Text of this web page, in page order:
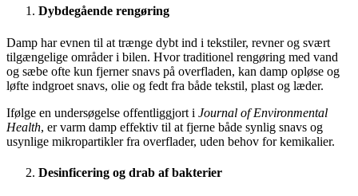
Dybdegående rengøring
Damp har evnen til at trænge dybt ind i tekstiler, revner og svært
tilgængelige områder i bilen. Hvor traditionel rengøring med vand
og sæbe ofte kun fjerner snavs på overfladen, kan damp opløse og
løfte indgroet snavs, olie og fedt fra både tekstil, plast og læder.
Ifølge en undersøgelse offentliggjort i Journal of Environmental
Health, er varm damp effektiv til at fjerne både synlig snavs og
usynlige mikropartikler fra overflader, uden behov for kemikalier.
Desinficering og drab af bakterier